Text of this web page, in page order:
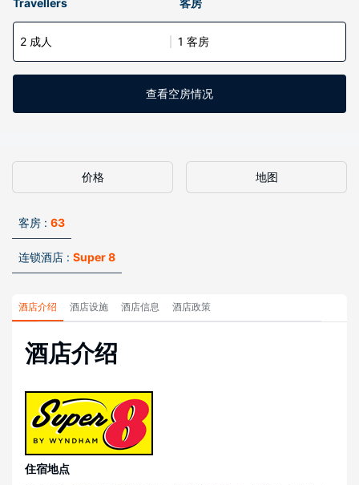
Travellers 客房
2 成人 1 客房
查看空房情况
价格 地图
客房 : 63
连锁酒店 : Super 8
酒店介绍 酒店设施 酒店信息 酒店政策
酒店介绍
住宿地点